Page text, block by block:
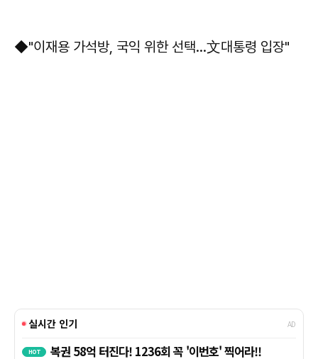
◆"이재용 가석방, 국익 위한 선택...文대통령 입장"